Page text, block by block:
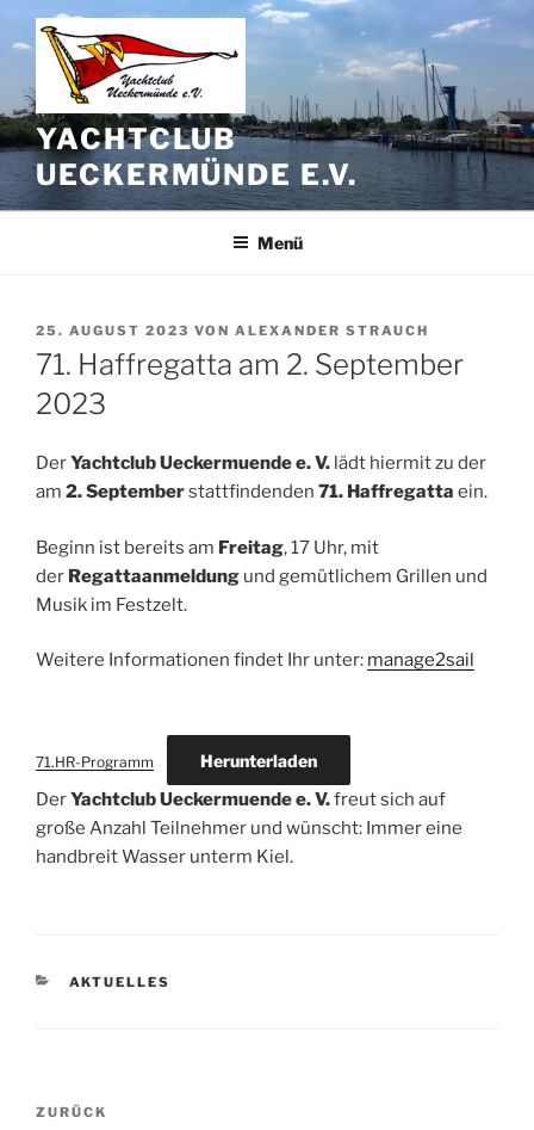
Zum
Inhalt
springen
YACHTCLUB
UECKERMÜNDE E.V.
Menü
VERÖFFENTLICHT
AM
25. AUGUST 2023 VON ALEXANDER STRAUCH
71. Haffregatta am 2. September
2023
DerYachtclub Ueckermuende e. V. lädt hiermit zu der
am 2. Septemberstattfindenden 71. Haffregatta ein.
Beginn ist bereits am Freitag, 17 Uhr, mit
der Regattaanmeldung und gemütlichem Grillen und
Musik im Festzelt.
Weitere Informationen findet Ihr unter: manage2sail
71.HR-Programm Herunterladen
DerYachtclub Ueckermuende e. V.freut sich auf
große Anzahl Teilnehmer und wünscht: Immer eine
handbreit Wasser unterm Kiel.
KATEGORIEN
AKTUELLES
Beitragsnavigation
Vorheriger
ZURÜCK